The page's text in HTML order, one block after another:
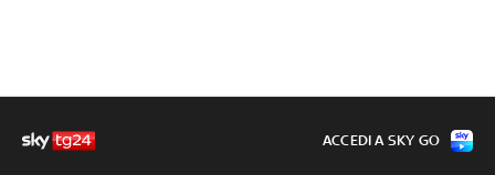
ACCEDI A SKY GO